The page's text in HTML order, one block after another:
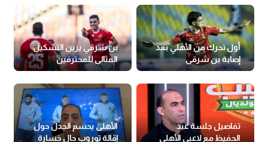
أول تحرك من الأهلي بعد
إصابة بن شرقي
بن شرقي يزين التشكيل
المثالى للمحترفين
المغاربة حول العالم
تفاصيل جلسة عبد
الحفيظ مع لاعبى الأهلى
الأهلى يحسم الجدل حول
إقالة توروب حال خسارة